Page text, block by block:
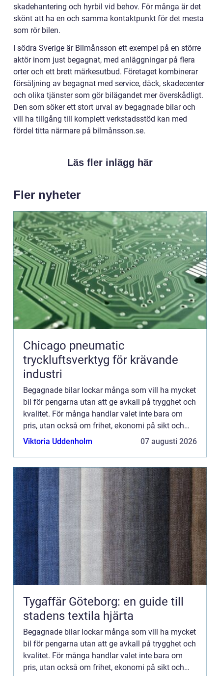
skadehantering och hyrbil vid behov. För många är det
skönt att ha en och samma kontaktpunkt för det mesta
som rör bilen.
I södra Sverige är Bilmånsson ett exempel på en större
aktör inom just begagnat, med anläggningar på flera
orter och ett brett märkesutbud. Företaget kombinerar
försäljning av begagnat med service, däck, skadecenter
och olika tjänster som gör bilägandet mer överskådligt.
Den som söker ett stort urval av begagnade bilar och
vill ha tillgång till komplett verkstadsstöd kan med
fördel titta närmare på bilmånsson.se.
Läs fler inlägg här
Fler nyheter
Chicago pneumatic
tryckluftsverktyg för krävande
industri
Begagnade bilar lockar många som vill ha mycket
bil för pengarna utan att ge avkall på trygghet och
kvalitet. För många handlar valet inte bara om
pris, utan också om frihet, ekonomi på sikt och
ansvar för...
Viktoria Uddenholm 07 augusti 2026
Tygaffär Göteborg: en guide till
stadens textila hjärta
Begagnade bilar lockar många som vill ha mycket
bil för pengarna utan att ge avkall på trygghet och
kvalitet. För många handlar valet inte bara om
pris, utan också om frihet, ekonomi på sikt och